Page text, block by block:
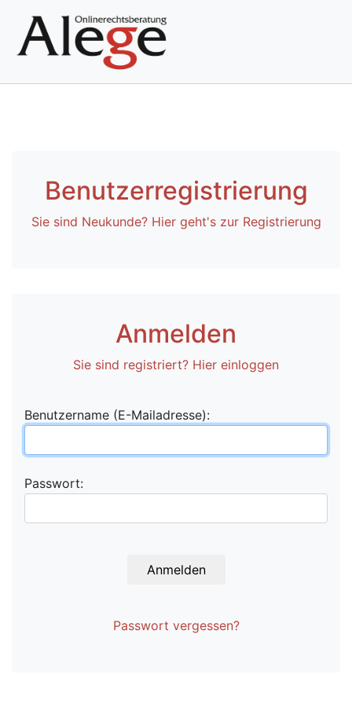
Benutzerregistrierung
Sie sind Neukunde? Hier geht's zur Registrierung
Anmelden
Sie sind registriert? Hier einloggen
Benutzername (E-Mailadresse):
Passwort:
Anmelden
Passwort vergessen?